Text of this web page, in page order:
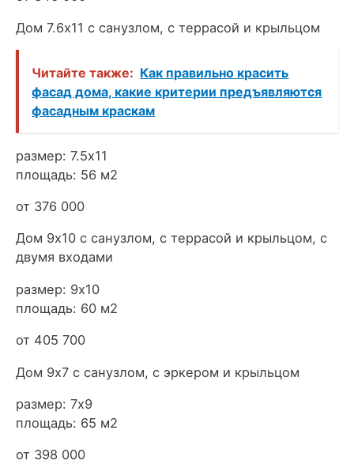
Дом 7.6х11 с санузлом, с террасой и крыльцом
Читайте также: Как правильно красить
фасад дома, какие критерии предъявляются
фасадным краскам
размер: 7.5х11
площадь: 56 м2
от 376 000
Дом 9х10 с санузлом, с террасой и крыльцом, с
двумя входами
размер: 9х10
площадь: 60 м2
от 405 700
Дом 9х7 с санузлом, с эркером и крыльцом
размер: 7х9
площадь: 65 м2
от 398 000